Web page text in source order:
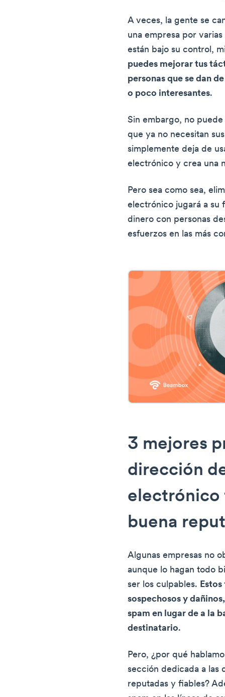
A veces, la gente se
una empresa por
están bajo su control,
puedes mejorar tus
personas que se dan
o poco interesantes.
Sin embargo, no
que ya no necesitan
simplemente deja de
electrónico y crea una
Pero sea como sea,
electrónico jugará a su
dinero con personas
esfuerzos en las más
3 mejores
dirección
electrónico
buena
Algunas empresas no
aunque lo hagan todo
ser los culpables.
sospechosos y
spam en lugar de a la
destinatario.
Pero, ¿por qué
sección dedicada a
reputadas y fiables?